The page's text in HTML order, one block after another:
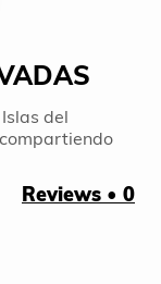
del
Reviews • 0